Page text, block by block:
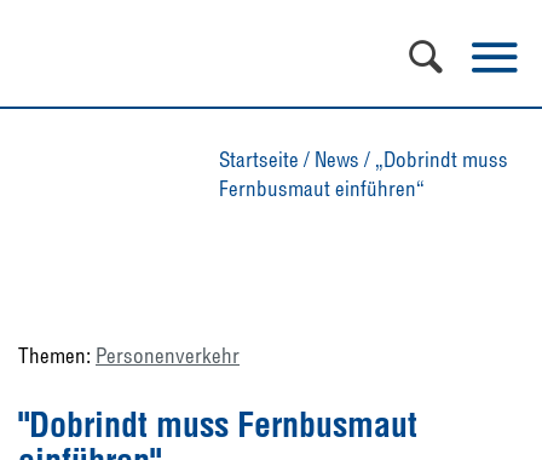
Startseite / News / „Dobrindt muss
Fernbusmaut einführen“
Themen: Personenverkehr
"Dobrindt muss Fernbusmaut